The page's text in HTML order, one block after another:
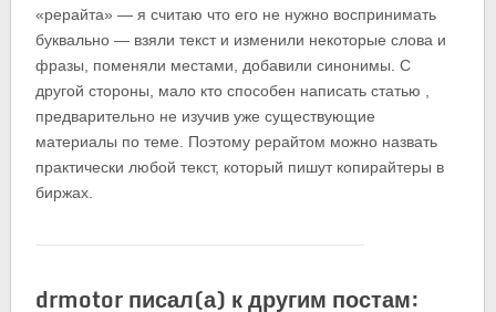
«рерайта» — я считаю что его не нужно воспринимать
буквально — взяли текст и изменили некоторые слова и
фразы, поменяли местами, добавили синонимы. С
другой стороны, мало кто способен написать статью ,
предварительно не изучив уже существующие
материалы по теме. Поэтому рерайтом можно назвать
практически любой текст, который пишут копирайтеры в
биржах.
drmotor писал(а) к другим постам: